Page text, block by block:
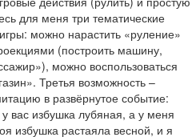
для меня три тематические
можно нарастить «руление»
(построить машину,
можно воспользоваться
Третья возможность –
в развёрнутое событие:
вас избушка лубяная, а у меня
избушка растаяла весной, и я